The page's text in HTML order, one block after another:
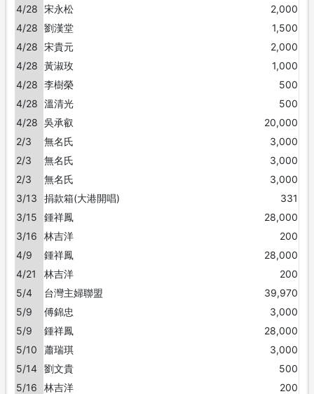
4/28 宋永松
2,000
4/28 劉漢堂
1,500
4/28 宋貴元
2,000
4/28 黃淑玫
1,000
4/28 李樹榮
500
4/28 溫清光
500
4/28 吳承叡
20,000
2/3
無名氏
3,000
2/3
無名氏
3,000
2/3
無名氏
3,000
3/13
捐款箱(大港開唱)
331
3/15
鍾祥鳳
28,000
3/16
林吉洋
200
4/9
鍾祥鳳
28,000
4/21
林吉洋
200
5/4
台灣主婦聯盟
39,970
5/9
傅錦忠
3,000
5/9
鍾祥鳳
28,000
5/10
蕭瑞琪
3,000
5/14 劉文貴
500
5/16
林吉洋 200